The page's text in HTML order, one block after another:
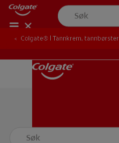
Colgate® | Tannkrem,